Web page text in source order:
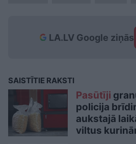
LA.LV Google ziņās
SAISTĪTIE RAKSTI
Pasūtīji
policija
aukstajā
viltus